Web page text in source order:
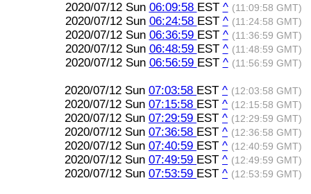
2020/07/12 Sun 06:09:58 EST ^ (11:09:58 GMT)
2020/07/12 Sun 06:24:58 EST ^ (11:24:58 GMT)
2020/07/12 Sun 06:36:59 EST ^ (11:36:59 GMT)
2020/07/12 Sun 06:48:59 EST ^ (11:48:59 GMT)
2020/07/12 Sun 06:56:59 EST ^ (11:56:59 GMT)
2020/07/12 Sun 07:03:58 EST ^ (12:03:58 GMT)
2020/07/12 Sun 07:15:58 EST ^ (12:15:58 GMT)
2020/07/12 Sun 07:29:59 EST ^ (12:29:59 GMT)
2020/07/12 Sun 07:36:58 EST ^ (12:36:58 GMT)
2020/07/12 Sun 07:40:59 EST ^ (12:40:59 GMT)
2020/07/12 Sun 07:49:59 EST ^ (12:49:59 GMT)
2020/07/12 Sun 07:53:59 EST ^ (12:53:59 GMT)